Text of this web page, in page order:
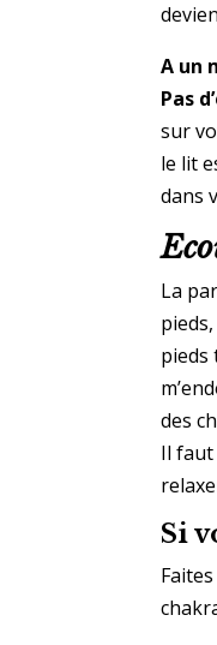
A un
Pas
sur
le lit
dans
La
pieds
des
Il faut
Si